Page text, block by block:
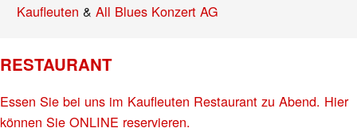
Kaufleuten &All Blues Konzert AG
RESTAURANT
Essen Sie bei uns im Kaufleuten Restaurant zu Abend. Hier
können Sie ONLINE reservieren.